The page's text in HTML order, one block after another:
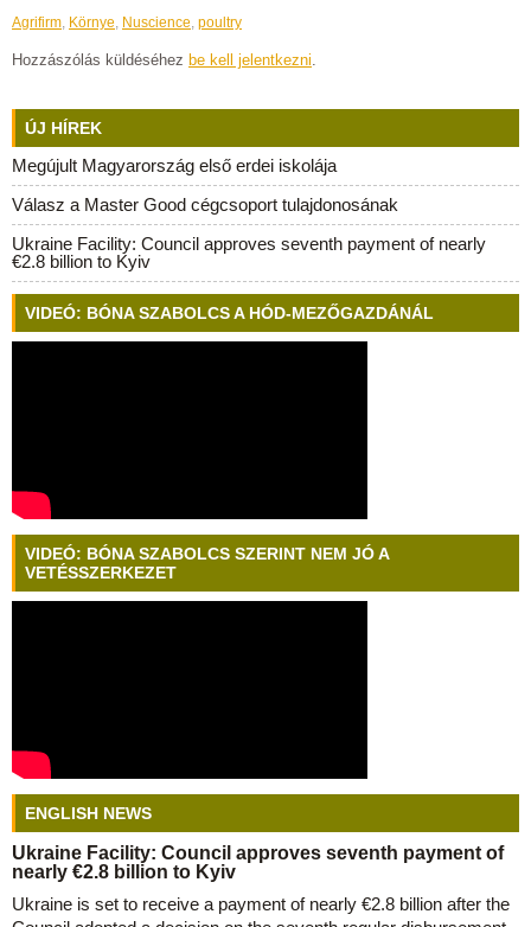
Agrifirm, Környe, Nuscience, poultry
Hozzászólás küldéséhez be kell jelentkezni.
ÚJ HÍREK
Megújult Magyarország első erdei iskolája
Válasz a Master Good cégcsoport tulajdonosának
Ukraine Facility: Council approves seventh payment of nearly
€2.8 billion to Kyiv
VIDEÓ: BÓNA SZABOLCS A HÓD-MEZŐGAZDÁNÁL
VIDEÓ: BÓNA SZABOLCS SZERINT NEM JÓ A
VETÉSSZERKEZET
ENGLISH NEWS
Ukraine Facility: Council approves seventh payment of
nearly €2.8 billion to Kyiv
Ukraine is set to receive a payment of nearly €2.8 billion after the